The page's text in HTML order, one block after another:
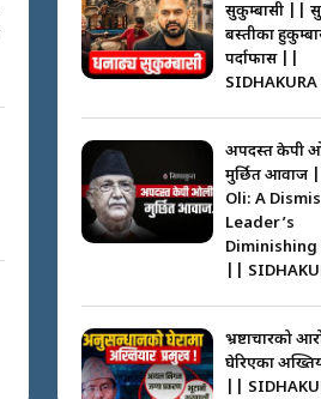
सुकुम्बासी ||
बस्तीका
पर्दाफास ||
SIDHAKURA
अपदस्त केपी
मुर्छित आवाज
Oli: A
Leader’s
Diminishing
||
भ्रष्टाचारको
घेरिएका
||